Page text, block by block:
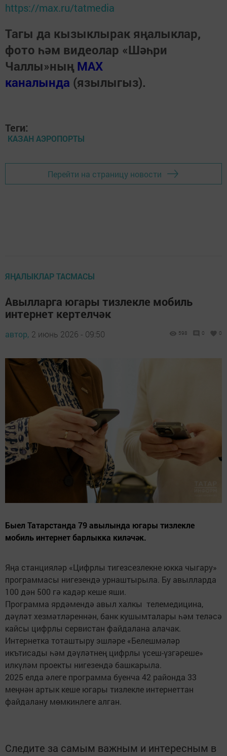
https://max.ru/tatmedia
Тагы да кызыклырак яңалыклар,
фото һәм видеолар «Шәһри
Чаллы»ның MAX
каналында (язылыгыз).
Теги:
КАЗАН АЭРОПОРТЫ
Перейти на страницу новости
ЯҢАЛЫКЛАР ТАСМАСЫ
Авылларга югары тизлекле мобиль
интернет кертелчәк
автор, 2 июнь 2026 - 09:50 598 0 0
Быел Татарстанда 79 авылында югары тизлекле
мобиль интернет барлыкка киләчәк.
Яңа станцияләр «Цифрлы тигезсезлекне юкка чыгару»
программасы нигезендә урнаштырыла. Бу авылларда
100 дән 500 гә кадәр кеше яши.
Программа ярдәмендә авыл халкы телемедицина,
дәүләт хезмәтләреннән, банк кушымталары һәм теләсә
кайсы цифрлы сервистан файдалана алачак.
Интернетка тоташтыру эшләре «Белешмәләр
икътисады һәм дәүләтнең цифрлы үсеш-үзгәреше»
илкүләм проекты нигезендә башкарыла.
2025 елда әлеге программа буенча 42 районда 33
меңнән артык кеше югары тизлекле интернеттан
файдалану мөмкинлеге алган.
Следите за самым важным и интересным в